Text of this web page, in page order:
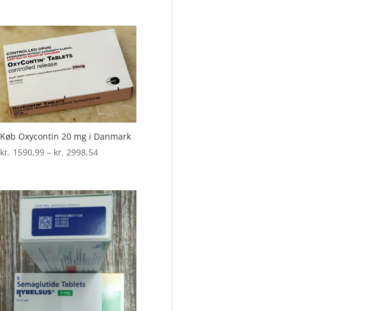
Køb Oxycontin 20 mg i Danmark
kr. 1590,99 – kr. 2998,54Prisinterval:
kr. 2998,54